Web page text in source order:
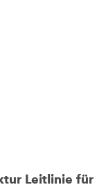
Leitlinie für